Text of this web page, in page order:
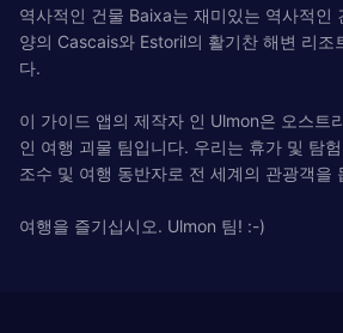
역사적인 건물 Baixa는 재미있는 역사적인
양의 Cascais와 Estoril의 활기찬 해변 리조
다.
이 가이드 앱의 제작자 인 Ulmon은 오스트
인 여행 괴물 팀입니다. 우리는 휴가 및 탐
조수 및 여행 동반자로 전 세계의 관광객을
여행을 즐기십시오. Ulmon 팀! :-)